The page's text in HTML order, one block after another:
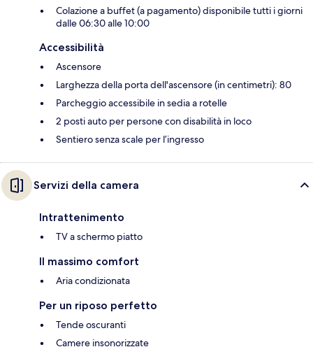
Colazione a buffet (a pagamento) disponibile tutti i giorni
dalle 06:30 alle 10:00
Accessibilità
Ascensore
Larghezza della porta dell'ascensore (in centimetri): 80
Parcheggio accessibile in sedia a rotelle
2 posti auto per persone con disabilità in loco
Sentiero senza scale per l’ingresso
Servizi della camera
Intrattenimento
TV a schermo piatto
Il massimo comfort
Aria condizionata
Per un riposo perfetto
Tende oscuranti
Camere insonorizzate